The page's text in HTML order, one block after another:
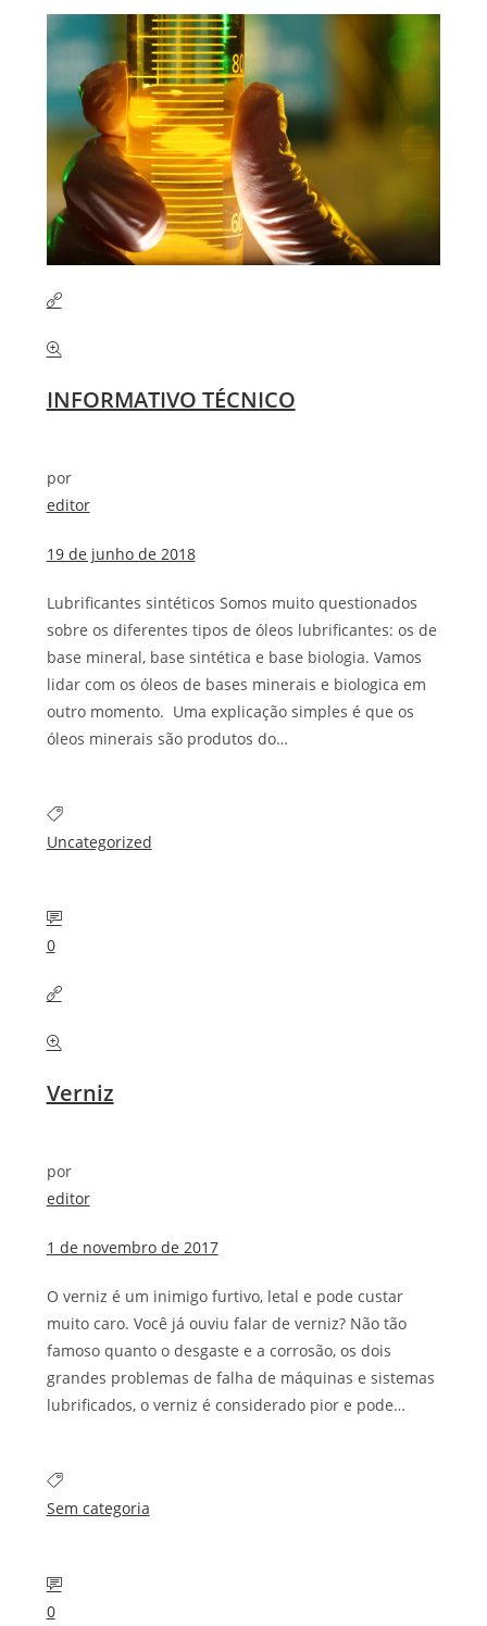
INFORMATIVO TÉCNICO
por
editor
19 de junho de 2018
Lubrificantes sintéticos Somos muito questionados
sobre os diferentes tipos de óleos lubrificantes: os de
base mineral, base sintética e base biologia. Vamos
lidar com os óleos de bases minerais e biologica em
outro momento. Uma explicação simples é que os
óleos minerais são produtos do…
Uncategorized
0
Verniz
por
editor
1 de novembro de 2017
O verniz é um inimigo furtivo, letal e pode custar
muito caro. Você já ouviu falar de verniz? Não tão
famoso quanto o desgaste e a corrosão, os dois
grandes problemas de falha de máquinas e sistemas
lubrificados, o verniz é considerado pior e pode…
Sem categoria
0